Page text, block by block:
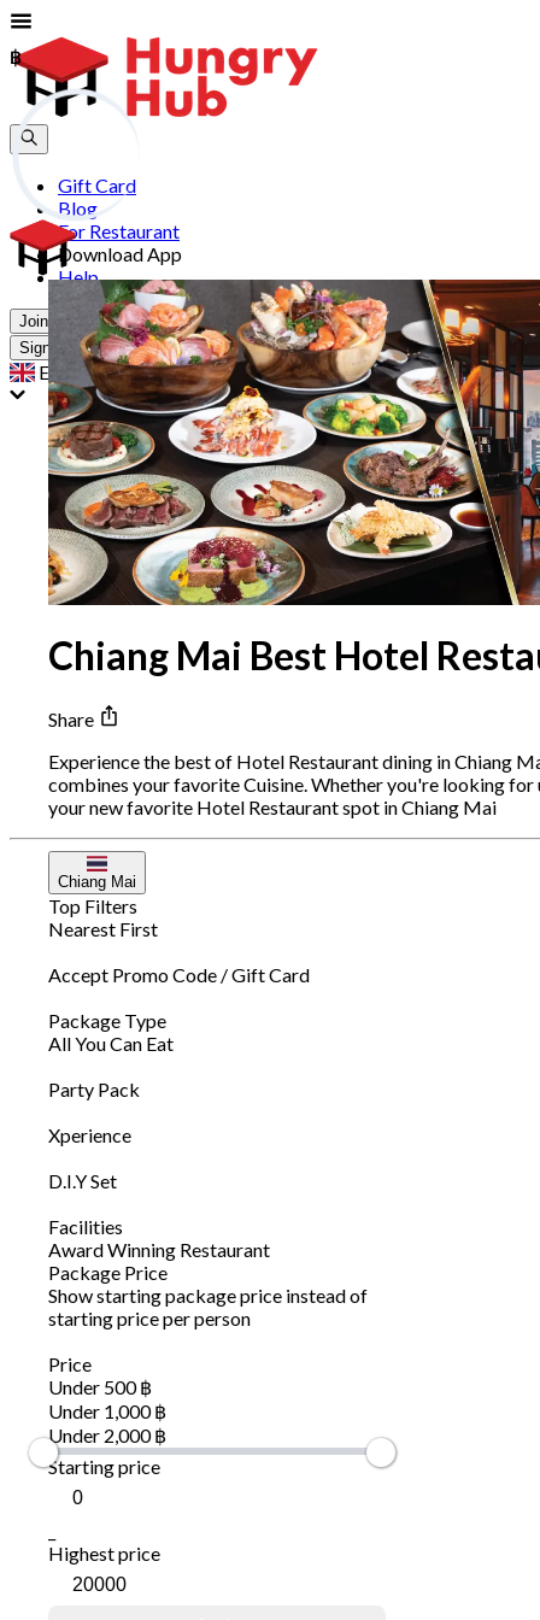
Gift Card
Blog
For Restaurant
Download App
Help
Join
Sign In
EN
Chiang Mai Best Hotel
Share
Experience the best of Hotel Restaurant dining in Chiang
combines your favorite Cuisine. Whether you're looking
your new favorite Hotel Restaurant spot in Chiang Mai
Chiang Mai
Top Filters
Nearest First
Accept Promo Code / Gift Card
Package Type
All You Can Eat
Party Pack
Xperience
D.I.Y Set
Facilities
Award Winning Restaurant
Package Price
Show starting package price instead of
starting price per person
Price
Under 500 ฿
Under 1,000 ฿
Under 2,000 ฿
฿
Starting price
฿
Highest price